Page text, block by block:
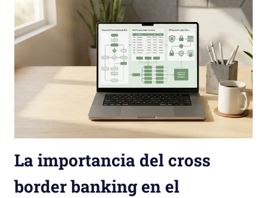
La importancia del cross
border banking en el